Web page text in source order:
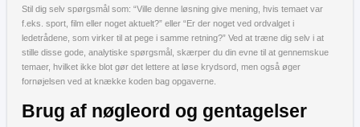
Stil dig selv spørgsmål som: “Ville denne løsning give mening, hvis temaet var
f.eks. sport, film eller noget aktuelt?” eller “Er der noget ved ordvalget i
ledetrådene, som virker til at pege i samme retning?” Ved at træne dig selv i at
stille disse gode, analytiske spørgsmål, skærper du din evne til at gennemskue
temaer, hvilket ikke blot gør det lettere at løse krydsord, men også øger
fornøjelsen ved at knække koden bag opgaverne.
Brug af nøgleord og gentagelser